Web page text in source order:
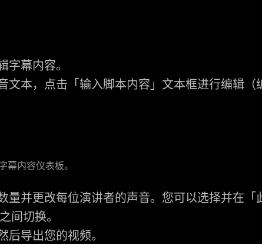
幕内容。
文本，点击 「输入脚本内容」 文本框进行编辑（
内容仪表板。
并更改每位演讲者的声音。您可以选择并在「
间切换。
导出您的视频。